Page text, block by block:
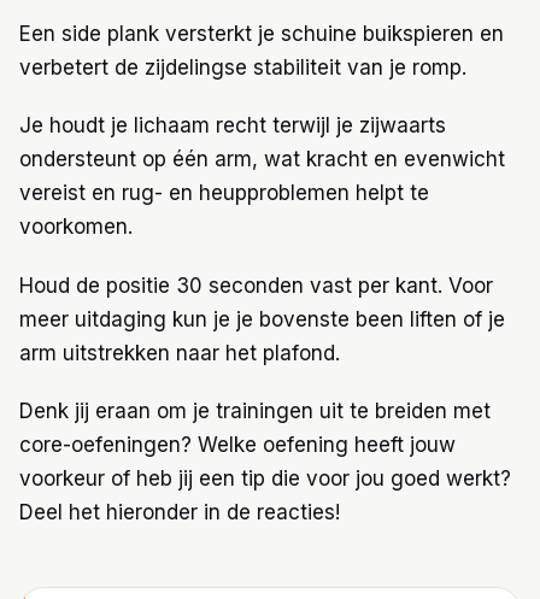
Een side plank versterkt je schuine buikspieren en
verbetert de zijdelingse stabiliteit van je romp.
Je houdt je lichaam recht terwijl je zijwaarts
ondersteunt op één arm, wat kracht en evenwicht
vereist en rug- en heupproblemen helpt te
voorkomen.
Houd de positie 30 seconden vast per kant. Voor
meer uitdaging kun je je bovenste been liften of je
arm uitstrekken naar het plafond.
Denk jij eraan om je trainingen uit te breiden met
core-oefeningen? Welke oefening heeft jouw
voorkeur of heb jij een tip die voor jou goed werkt?
Deel het hieronder in de reacties!